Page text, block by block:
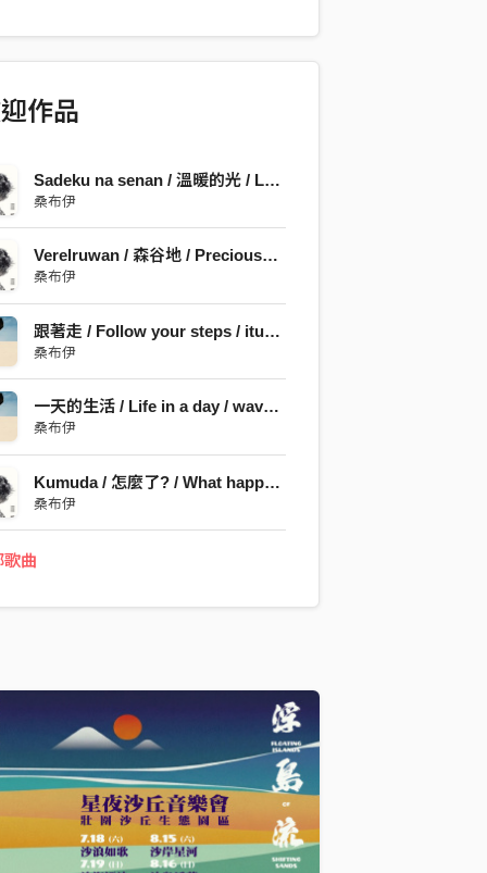
NINE G, HUNG Tzu-lung, Bao
Wouter Vandenabeele
作品
Sadeku na senan / 溫暖的光 / Light
桑布伊
Verelruwan / 森谷地 / Precious Nature
桑布伊
跟著走 / Follow your steps / iturusanay
桑布伊
一天的生活 / Life in a day / wavaawan na sawariyan
桑布伊
Kumuda / 怎麼了? / What happen?
桑布伊
曲